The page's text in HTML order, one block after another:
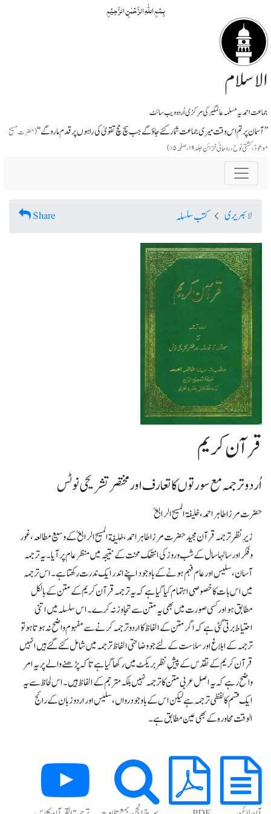
بِسۡمِ اللّٰہِ الرَّحۡمٰنِ الرَّحِیۡمِ
الاسلام
جماعت احمدیہ مسلمہ عالمگیر کی مرکزی اُردو ویب سائٹ
’’آسمان پر تم اس وقت میری جماعت شمار کئے جاؤ گے جب سچ مچ تقویٰ کی راہوں پر قدم مارو گے‘‘(حضرت مسیح
موعودؑ،کشتی نوح، روحانی خزائن جلد ۱۹، صفحہ ۱۵)
لائبریری کتب سلسلہ Share
قرآن کریم
اُردو ترجمہ مع سورتوں کا تعارف اور مختصر تشریحی نوٹس
حضرت مرزا طاہر احمد، خلیفۃ المسیح الرابعؒ
زیرِ نظر ترجمہ قرآن مجید حضرت مرزا طاہر احمد، خلیفة المسیح الرابعؒ کے وسیع مطالعہ، غور
و فکر اور سالہا سال کے شب و روز کی انتھک محنت کے نتیجہ میں منظر عام پر آیا۔ یہ ترجمہ
آسان، سلیس اور عام فہم ہونے کے باوجود اپنے اندر ایک ندرت رکھتا ہے۔ اس ترجمہ
میں اس بات کا خصوصی اہتمام کیا گیا ہے کہ یہ ترجمہ قرآن کریم کے متن کے بالکل
مطابق ہو اور کسی صورت میں بھی یہ متن سے تجاوز نہ کرے۔ اس سلسلہ میں اتنی
احتیاط برتی گئی ہے کہ اگر متن کے الفاظ کا اردو ترجمہ کرنے سے مفہوم واضح نہ ہوتا ہو تو
ترجمہ کے ابلاغ اور سلاست کے لئے جو وضاحتی الفاظ ترجمہ میں شامل کئے گئے ہیں انہیں
قرآن کریم کے تقدس کے پیشِ نظر بریکٹ میں رکھا گیا ہے تاکہ پڑھنے والے پر یہ امر
واضح رہے کہ یہ اصل عربی متن کا ترجمہ نہیں بلکہ مترجم کے الفاظ ہیں۔ اس لحاظ سے یہ
ایک قسم کا لفظی ترجمہ ہے لیکن اس کے باوجود رواں، سلیس اور اردو زبان کے رائج
الوقت محاورہ کے بھی عین مطابق ہے۔